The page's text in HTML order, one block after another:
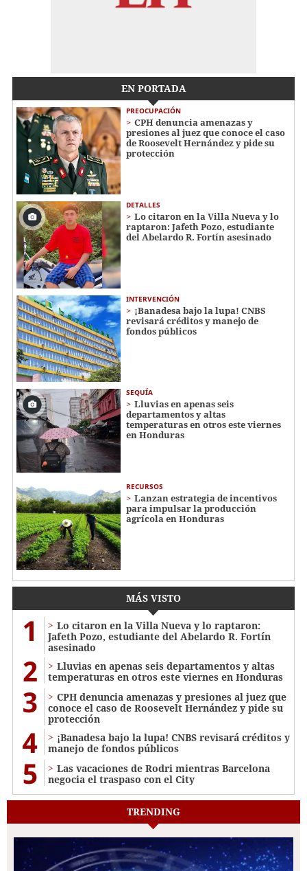
EN PORTADA
PREOCUPACIÓN
CPH denuncia amenazas y
presiones al juez que conoce el caso
de Roosevelt Hernández y pide su
protección
DETALLES
Lo citaron en la Villa Nueva y lo
raptaron: Jafeth Pozo, estudiante
del Abelardo R. Fortín asesinado
INTERVENCIÓN
¡Banadesa bajo la lupa! CNBS
revisará créditos y manejo de
fondos públicos
SEQUÍA
Lluvias en apenas seis
departamentos y altas
temperaturas en otros este viernes
en Honduras
RECURSOS
Lanzan estrategia de incentivos
para impulsar la producción
agrícola en Honduras
MÁS VISTO
1
Lo citaron en la Villa Nueva y lo raptaron:
Jafeth Pozo, estudiante del Abelardo R. Fortín
asesinado
2
Lluvias en apenas seis departamentos y altas
temperaturas en otros este viernes en Honduras
3
CPH denuncia amenazas y presiones al juez que
conoce el caso de Roosevelt Hernández y pide su
protección
4
¡Banadesa bajo la lupa! CNBS revisará créditos y
manejo de fondos públicos
5
Las vacaciones de Rodri mientras Barcelona
negocia el traspaso con el City
TRENDING